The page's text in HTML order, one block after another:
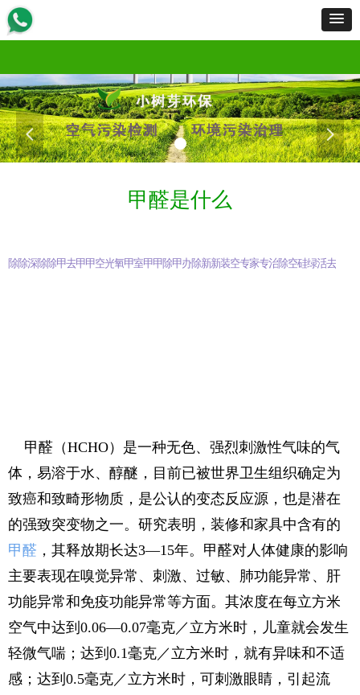
首页 服务范围服务流程工程案例产品展示新闻资讯资质荣誉招商加盟关于我们
联
甲醛是什么
넳 넲
甲醛（HCHO）是一种无色、强烈刺激性气味的气
体，易溶于水、醇醚，目前已被世界卫生组织确定为
致癌和致畸形物质，是公认的变态反应源，也是潜在
的强致突变物之一。研究表明，装修和家具中含有的
甲醛 ，其释放期长达3—15年。甲醛对人体健康的影响
主要表现在嗅觉异常、刺激、过敏、肺功能异常、肝
功能异常和免疫功能异常等方面。其浓度在每立方米
空气中达到0.06—0.07毫克／立方米时，儿童就会发生
轻微气喘；达到0.1毫克／立方米时，就有异味和不适
感；达到0.5毫克／立方米时，可刺激眼睛，引起流
除甲醛知识除甲醛深圳除甲醛除甲醛公司除甲醛最有效方法甲醛检测仪去除甲醛甲醛治理甲醛去除方法空气检测光触媒除甲醛氧触媒除甲醛甲醛检测室内甲醛检测甲醛怎么除甲醛克星除甲醛产品甲醛清除剂知识办公室除甲醛除甲醛专业公司新车除甲醛新房除甲醛装修除甲醛空气污染治理专业检测甲醛家具除甲醛专业除甲醛治理甲醛公司除装修异味空气净化硅藻泥除甲醛绿植除甲醛活性炭除甲醛